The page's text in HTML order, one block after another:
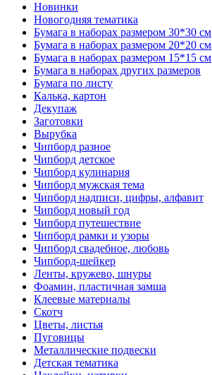
Новинки
Новогодняя тематика
Бумага в наборах размером 30*30 см
Бумага в наборах размером 20*20 см
Бумага в наборах размером 15*15 см
Бумага в наборах других размеров
Бумага по листу
Калька, картон
Декупаж
Заготовки
Вырубка
Чипборд разное
Чипборд детское
Чипборд кулинария
Чипборд мужская тема
Чипборд надписи, цифры, алфавит
Чипборд новый год
Чипборд путешествие
Чипборд рамки и узоры
Чипборд свадебное, любовь
Чипборд-шейкер
Ленты, кружево, шнуры
Фоамин, пластичная замша
Клеевые материалы
Скотч
Цветы, листья
Пуговицы
Металлические подвески
Детская тематика